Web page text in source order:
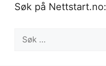
Søk på Nettstart.no:
etter: